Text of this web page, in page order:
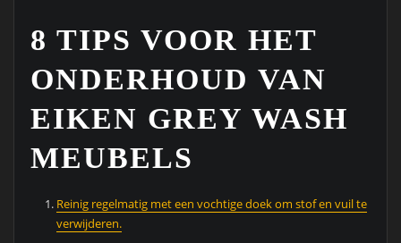
8 TIPS VOOR HET
ONDERHOUD VAN
EIKEN GREY WASH
MEUBELS
Reinig regelmatig met een vochtige doek om stof en vuil te
verwijderen.